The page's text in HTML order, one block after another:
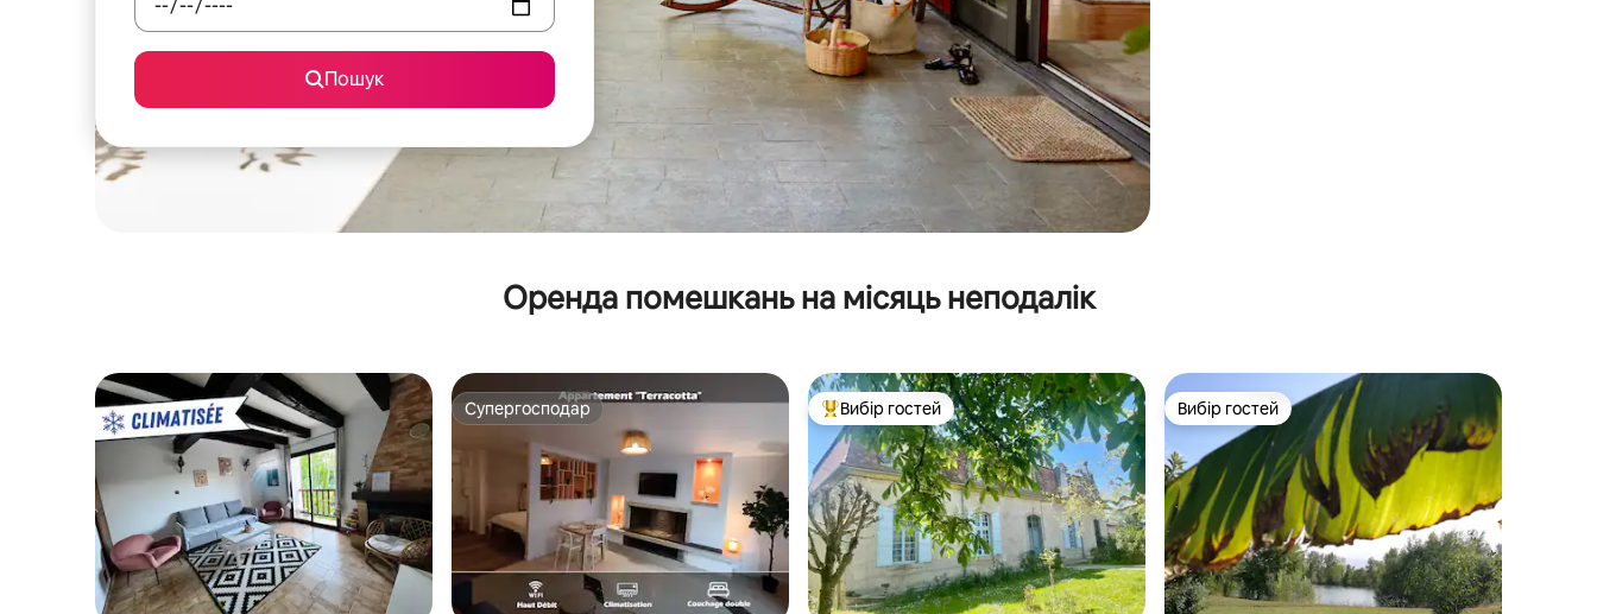
Пошук
Оренда помешкань на місяць неподалік
Супергосподар
Супергосподар Топ вибір гостей
Вибір гостей Вибір гостей
Вибір гостей